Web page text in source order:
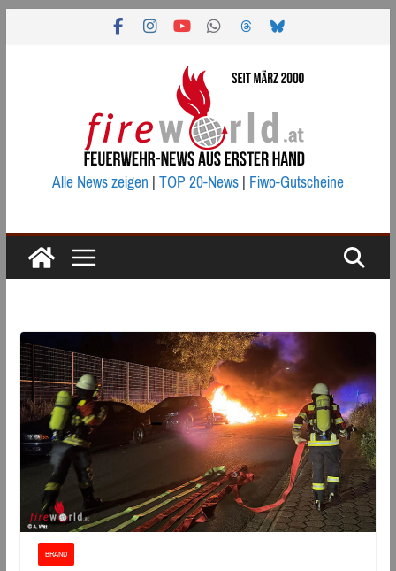
Alle News zeigen|TOP 20-News|Fiwo-Gutscheine
BRAND